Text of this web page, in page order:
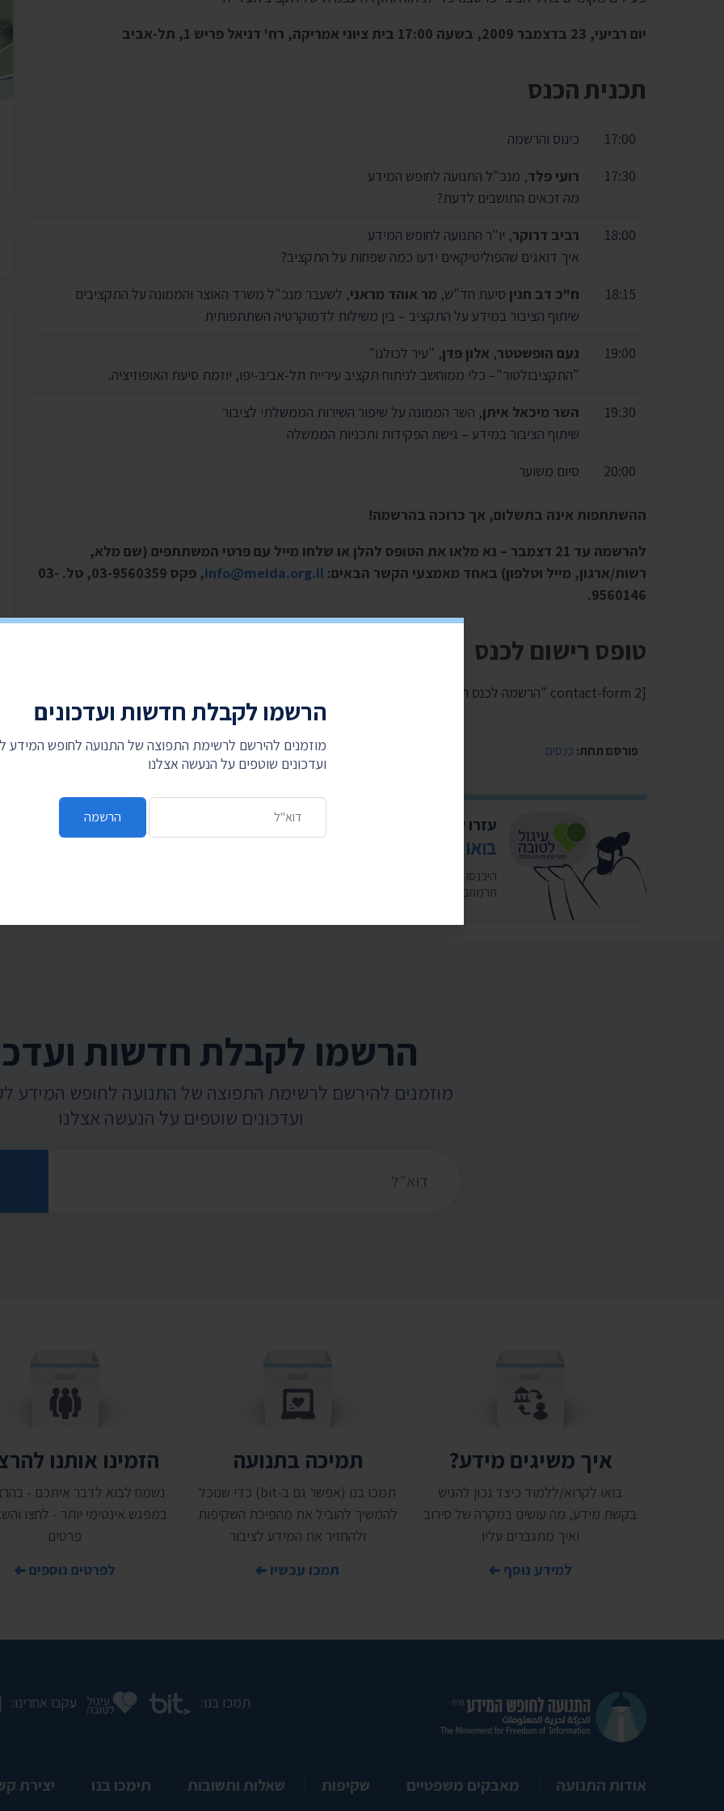
הרשמו לקבלת חדשות ועדכונים
מוזמנים להירשם לרשימת התפוצה של התנועה לחופש
ועדכונים שוטפים על הנעשה אצלנו
הרשמה
בית הנשיא
יום רביעי, 23 בדצמבר 2009, בשעה 17:00 בית ציוני אמריקה, רח' דניאל פריש 1, תל-אביב
תכנית הכנס
17:00
כינוס והרשמה
17:30
רועי פלד, מנכ"ל התנועה לחופש המידע
מה זכאים התושבים לדעת?
18:00
רביב דרוקר, יו"ר התנועה לחופש המידע
איך דואגים שהפוליטיקאים ידעו כמה שפחות על התקציב?
18:15
ח"כ דב חנין סיעת חד"ש, מר אוהד מראני, לשעבר מנכ"ל משרד האוצר והממונה על התקציבים
שיתוף הציבור במידע על התקציב – בין משילות לדמוקרטיה השתתפותית
19:00
נעם הופשטטר, אלון פדן, "עיר לכולנו"
"התקציבולטור"– כלי ממוחשב לניתוח תקציב עיריית תל-אביב-יפו, יוזמת סיעת האופוזיציה.
19:30
השר מיכאל איתן, השר הממונה על שיפור השירות הממשלתי לציבור
שיתוף הציבור במידע – גישת הפקידות ותכניות הממשלה
20:00
סיום משוער
ההשתתפות אינה בתשלום, אך כרוכה בהרשמה!
להרשמה עד 21 דצמבר – נא מלאו את הטופס להלן או שלחו מייל עם פרטי המשתתפים (שם מלא,
רשות/ארגון, מייל וטלפון) באחד מאמצעי הקשר הבאים: info@meida.org.il
, פקס 03-9560359, טל. 03-
9560146.
טופס רישום לכנס
[contact-form 2 "הרשמה לכנס התנועה לחופש המידע"]
פורסם תחת: כנסים
עזרו לנו להמשיך להילחם על המידע
בואו לעגל לטובה לתנועה
תרמתם לנו 10 אגורות. כ-5 שקלים בחודש במצטבר. בשבילנו זה המון. ❤️
הרשמו לקבלת חדשות
מוזמנים להירשם לרשימת התפוצה של התנועה לחופש המידע
ועדכונים שוטפים על הנעשה אצלנו
איך משיגים מידע?
בואו לקרוא/ללמוד כיצד נכון להגיש
בקשת מידע, מה עושים במקרה של סירוב
ואיך מתגברים עליו
למידע נוסף
תמיכה בתנועה
תמכו בנו (אפשר גם ב-bit) כדי שנוכל
להמשיך להוביל את מהפיכת השקיפות
ולהחזיר את המידע לציבור
תמכו עכשיו
הזמינו אותנו
נשמח לבוא לדבר איתכם -
במפגש אינטימי יותר - לחצו
פרטים
לפרטים נוספים
תמכו בנו: עקבו אחרינו:
אודות התנועה מאבקים משפטיים שקיפות שאלות ותשובות תימכו בנו יצירת